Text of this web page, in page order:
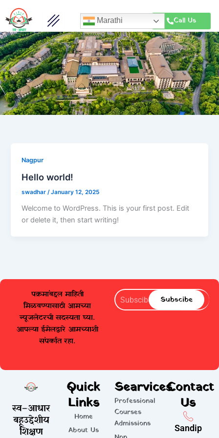
to
content
Marathi Call Us
Nagpur
Hello world!
swadhar/January 12, 2025
Welcome to WordPress. This is your first post. Edit
or delete it, then start writing!
पक्रमांबद्दल माहिती
मिळवण्यासाठी आमच्या
न्यूजलेटरची सदस्यता घ्या.
आपल्या ईमेलद्वारे आमच्याशी
संपर्कात रहा.
Subscibe Subscibe
स्व–आधार
बहूउद्देशीय
शिक्षण
Quick
Links
Home
About Us
Searvices
Professional
Courses
Admissions
Contact
Us
Sandip